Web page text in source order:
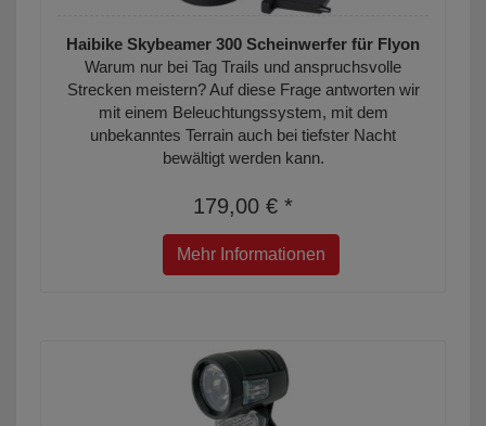
Haibike Skybeamer 300 Scheinwerfer für Flyon
Warum nur bei Tag Trails und anspruchsvolle
Strecken meistern? Auf diese Frage antworten wir
mit einem Beleuchtungssystem, mit dem
unbekanntes Terrain auch bei tiefster Nacht
bewältigt werden kann.
179,00 € *
Mehr Informationen